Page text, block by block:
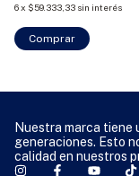
6x $59.333,33 sin interés
Comprar
Nuestra marca tiene
generaciones. Esto
calidad en nuestros